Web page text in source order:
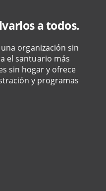
a todos.
organización sin
el santuario más
sin hogar y ofrece
y programas